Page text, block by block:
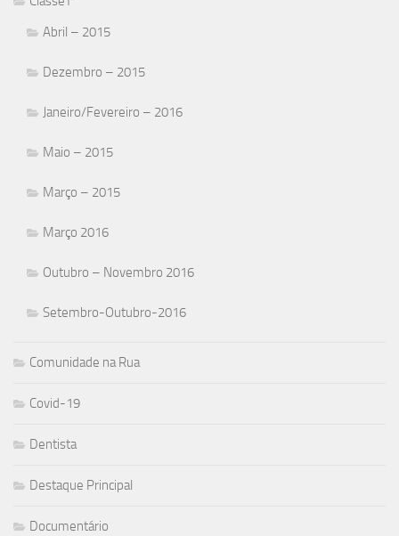
Abril – 2015
Dezembro – 2015
Janeiro/Fevereiro – 2016
Maio – 2015
Março – 2015
Março 2016
Outubro – Novembro 2016
Setembro-Outubro-2016
Comunidade na Rua
Covid-19
Dentista
Destaque Principal
Documentário